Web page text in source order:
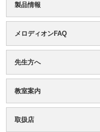
製品情報
メロディオンFAQ
先生方へ
教室案内
取扱店